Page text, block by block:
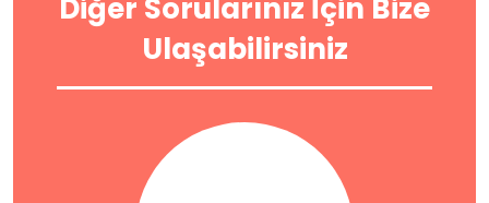
Diğer Sorularınız İçin Bize
Ulaşabilirsiniz